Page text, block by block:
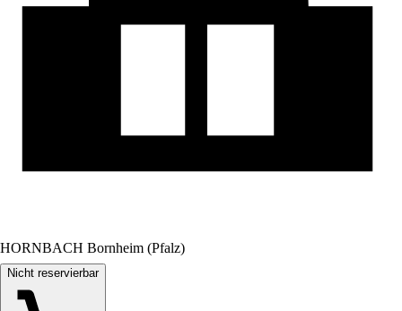
HORNBACH Bornheim (Pfalz)
Nicht reservierbar